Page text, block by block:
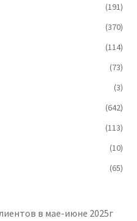
(191)
(370)
(114)
(73)
(3)
(642)
(113)
(10)
(65)
в мае-июне 2025г